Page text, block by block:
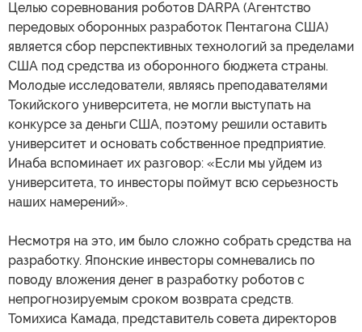
Целью соревнования роботов DARPA (Агентство
передовых оборонных разработок Пентагона США)
является сбор перспективных технологий за пределами
США под средства из оборонного бюджета страны.
Молодые исследователи, являясь преподавателями
Токийского университета, не могли выступать на
конкурсе за деньги США, поэтому решили оставить
университет и основать собственное предприятие.
Инаба вспоминает их разговор: «Если мы уйдем из
университета, то инвесторы поймут всю серьезность
наших намерений».
Несмотря на это, им было сложно собрать средства на
разработку. Японские инвесторы сомневались по
поводу вложения денег в разработку роботов с
непрогнозируемым сроком возврата средств.
Томихиса Камада, представитель совета директоров